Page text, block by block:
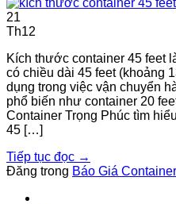
21
Th12
Kích thước container 45 feet
có chiều dài 45 feet (khoảng
dụng trong việc vận chuyển
phổ biến như container 20
Container Trọng Phúc tìm
45 […]
Tiếp tục đọc →
Đăng trong Báo Giá Container